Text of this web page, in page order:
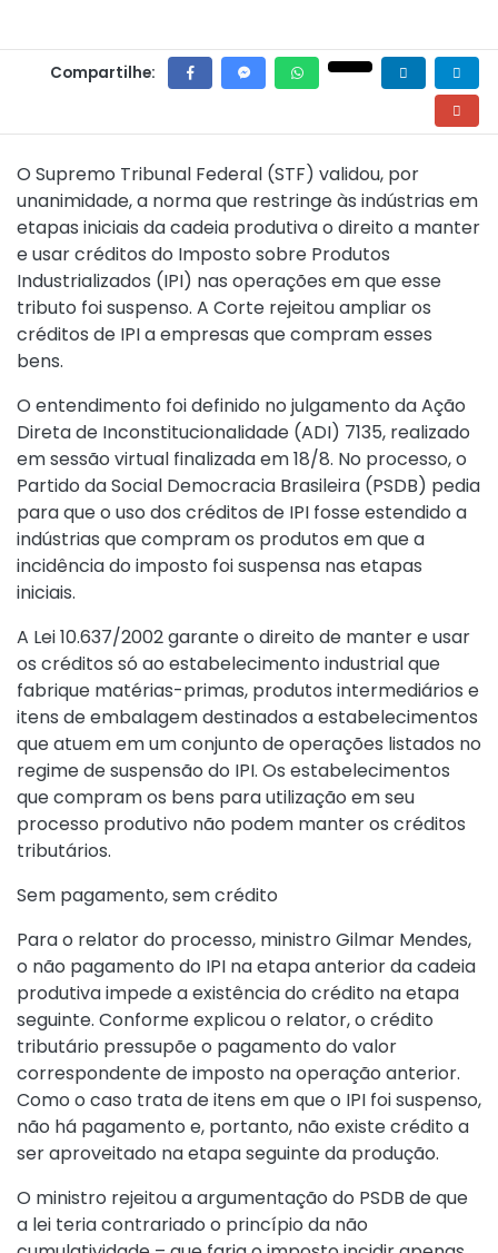
Compartilhe:
O Supremo Tribunal Federal (STF) validou, por
unanimidade, a norma que restringe às indústrias em
etapas iniciais da cadeia produtiva o direito a manter
e usar créditos do Imposto sobre Produtos
Industrializados (IPI) nas operações em que esse
tributo foi suspenso. A Corte rejeitou ampliar os
créditos de IPI a empresas que compram esses
bens.
O entendimento foi definido no julgamento da Ação
Direta de Inconstitucionalidade (ADI) 7135, realizado
em sessão virtual finalizada em 18/8. No processo, o
Partido da Social Democracia Brasileira (PSDB) pedia
para que o uso dos créditos de IPI fosse estendido a
indústrias que compram os produtos em que a
incidência do imposto foi suspensa nas etapas
iniciais.
A Lei 10.637/2002 garante o direito de manter e usar
os créditos só ao estabelecimento industrial que
fabrique matérias-primas, produtos intermediários e
itens de embalagem destinados a estabelecimentos
que atuem em um conjunto de operações listados no
regime de suspensão do IPI. Os estabelecimentos
que compram os bens para utilização em seu
processo produtivo não podem manter os créditos
tributários.
Sem pagamento, sem crédito
Para o relator do processo, ministro Gilmar Mendes,
o não pagamento do IPI na etapa anterior da cadeia
produtiva impede a existência do crédito na etapa
seguinte. Conforme explicou o relator, o crédito
tributário pressupõe o pagamento do valor
correspondente de imposto na operação anterior.
Como o caso trata de itens em que o IPI foi suspenso,
não há pagamento e, portanto, não existe crédito a
ser aproveitado na etapa seguinte da produção.
O ministro rejeitou a argumentação do PSDB de que
a lei teria contrariado o princípio da não